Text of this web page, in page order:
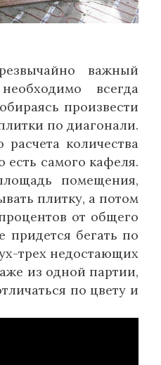
важный
всегда
произвести
по диагонали.
количества
есть самого кафеля.
помещения,
плитку, а потом
от общего
придется бегать по
трех недостающих
из одной партии,
по цвету и